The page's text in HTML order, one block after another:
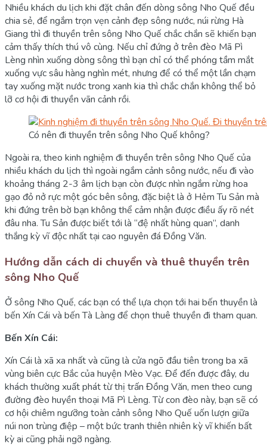
Nhiều khách du lịch khi đặt chân đến dòng sông Nho Quế đều
chia sẻ, để ngắm trọn vẹn cảnh đẹp sông nước, núi rừng Hà
Giang thì đi thuyền trên sông Nho Quế chắc chắn sẽ khiến bạn
cảm thấy thích thú vô cùng. Nếu chỉ đứng ở trên đèo Mã Pì
Lèng nhìn xuống dòng sông thì bạn chỉ có thể phóng tầm mắt
xuống vực sâu hàng nghìn mét, nhưng để có thể một lần chạm
tay xuống mặt nước trong xanh kia thì chắc chắn không thể bỏ
lỡ cơ hội đi thuyền vãn cảnh rồi.
Có nên đi thuyền trên sông Nho Quế không?
Ngoài ra, theo kinh nghiệm đi thuyền trên sông Nho Quế của
nhiều khách du lịch thì ngoài ngắm cảnh sông nước, nếu đi vào
khoảng tháng 2-3 âm lịch bạn còn được nhìn ngắm rừng hoa
gạo đỏ nở rực một góc bên sông, đặc biệt là ở Hẻm Tu Sản mà
khi đứng trên bờ bạn không thể cảm nhận được điều ấy rõ nét
đâu nha. Tu Sản được biết tới là “đệ nhất hùng quan”, danh
thắng kỳ vĩ độc nhất tại cao nguyên đá Đồng Văn.
Hướng dẫn cách di chuyển và thuê thuyền trên
sông Nho Quế
Ở sông Nho Quế, các bạn có thể lựa chọn tới hai bến thuyền là
bến Xín Cái và bến Tà Làng để chọn thuê thuyền đi tham quan.
Bến Xín Cái:
Xín Cái là xã xa nhất và cũng là cửa ngõ đầu tiên trong ba xã
vùng biên cực Bắc của huyện Mèo Vạc. Để đến được đây, du
khách thường xuất phát từ thị trấn Đồng Văn, men theo cung
đường đèo huyền thoại Mã Pì Lèng. Từ con đèo này, bạn sẽ có
cơ hội chiêm ngưỡng toàn cảnh sông Nho Quế uốn lượn giữa
núi non trùng điệp – một bức tranh thiên nhiên kỳ vĩ khiến bất
kỳ ai cũng phải ngỡ ngàng.